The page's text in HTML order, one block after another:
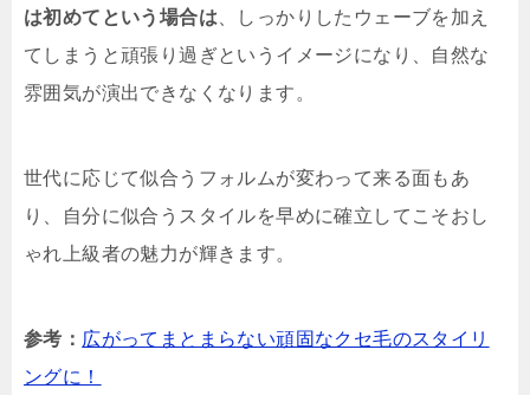
は初めてという場合は 、しっかりしたウェーブを加え
てしまうと頑張り過ぎというイメージになり、自然な
雰囲気が演出できなくなります。
世代に応じて似合うフォルムが変わって来る面もあ
り、自分に似合うスタイルを早めに確立してこそおし
ゃれ上級者の魅力が輝きます。
参考： 広がってまとまらない頑固なクセ毛のスタイリ
ングに！